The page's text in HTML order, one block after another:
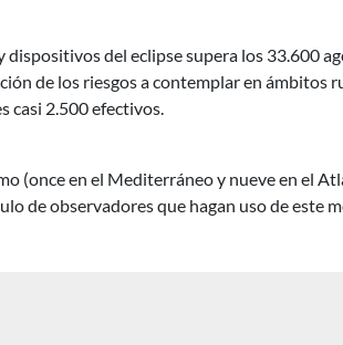
del eclipse supera los 33.600
de los riesgos a contemplar en
casi 2.500 efectivos.
(once en el Mediterráneo y nueve en el
de observadores que hagan uso de este